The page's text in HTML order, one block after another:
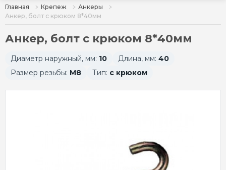
Главная Крепеж
Анкеры
Анкер, болт с крюком 8*40мм
Анкер, болт с крюком 8*40мм
Диаметр наружный, мм: 10 Длина, мм: 40
Размер резьбы: М8 Тип: с крюком